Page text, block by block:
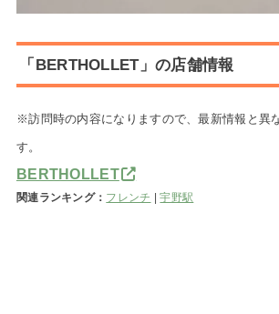
「BERTHOLLET」の店舗情報
※訪問時の内容になりますので、最新情報と異
す。
BERTHOLLET
関連ランキング： フレンチ |宇野駅